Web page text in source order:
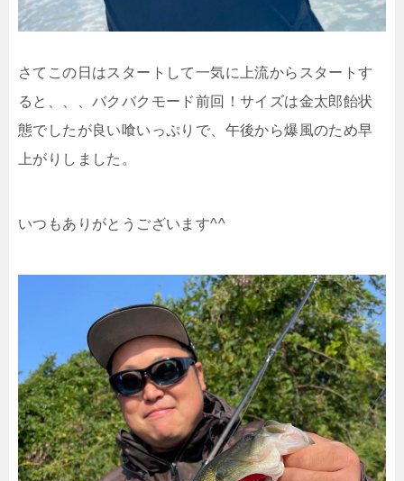
さてこの日はスタートして一気に上流からスタートす
ると、、、バクバクモード前回！サイズは金太郎飴状
態でしたが良い喰いっぷりで、午後から爆風のため早
上がりしました。
いつもありがとうございます^^